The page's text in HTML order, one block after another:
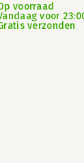
voorraad
voor
verzonden